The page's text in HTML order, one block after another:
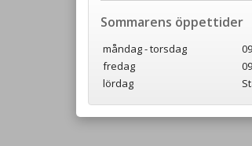
Sommarens öppettider
måndag - torsdag
fredag
lördag